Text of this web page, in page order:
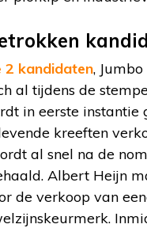
2 kandidaten,
al tijdens de
in eerste instantie
kreeften
al snel na de
Albert Heijn
de verkoop van